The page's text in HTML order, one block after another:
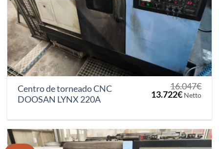
Centro de torneado CNC
DOOSAN LYNX 220A
16.047€
El
era:
16.047€.
13.722€El
es:
13.722€.
Netto